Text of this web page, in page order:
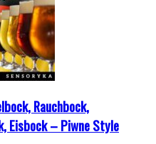
Rauchbock,
Eisbock – Piwne Style